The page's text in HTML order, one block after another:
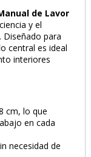
de Lavor
y el
Diseñado para
central es ideal
interiores
cm, lo que
en cada
necesidad de